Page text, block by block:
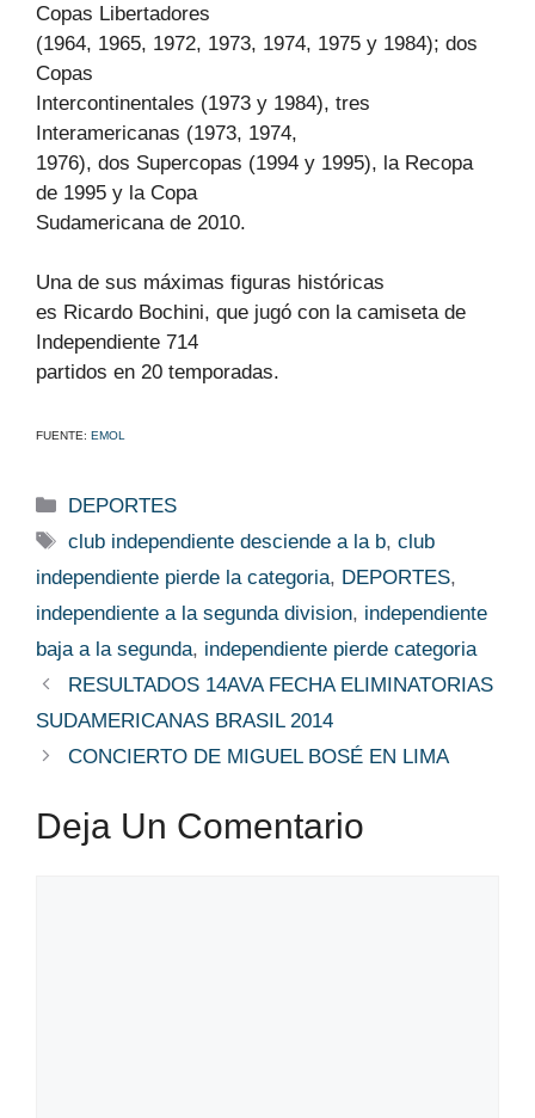
Copas Libertadores
(1964, 1965, 1972, 1973, 1974, 1975 y 1984); dos
Copas
Intercontinentales (1973 y 1984), tres
Interamericanas (1973, 1974,
1976), dos Supercopas (1994 y 1995), la Recopa
de 1995 y la Copa
Sudamericana de 2010.
Una de sus máximas figuras históricas
es Ricardo Bochini, que jugó con la camiseta de
Independiente 714
partidos en 20 temporadas.
FUENTE: EMOL
Categorías
DEPORTES
Etiquetas
club independiente desciende a la b,club
independiente pierde la categoria, DEPORTES,
independiente a la segunda division, independiente
baja a la segunda, independiente pierde categoria
RESULTADOS 14AVA FECHA ELIMINATORIAS
SUDAMERICANAS BRASIL 2014
CONCIERTO DE MIGUEL BOSÉ EN LIMA
Deja Un Comentario